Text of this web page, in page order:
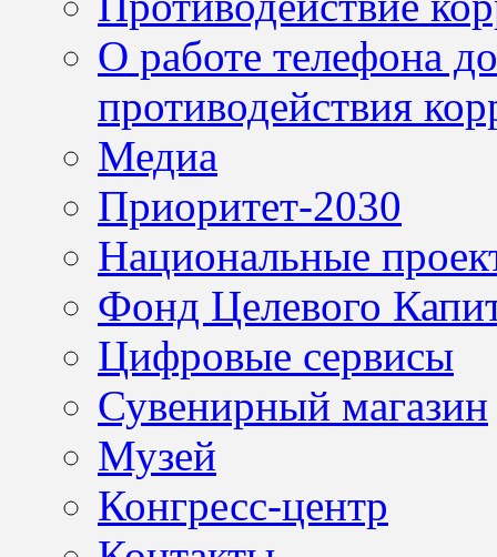
О работе телефона
противодействия
Медиа
Приоритет-2030
Национальные
Фонд Целевого
Цифровые сервисы
Сувенирный магазин
Музей
Конгресс-центр